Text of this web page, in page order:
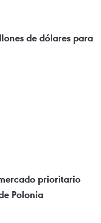
de dólares para
prioritario
Polonia